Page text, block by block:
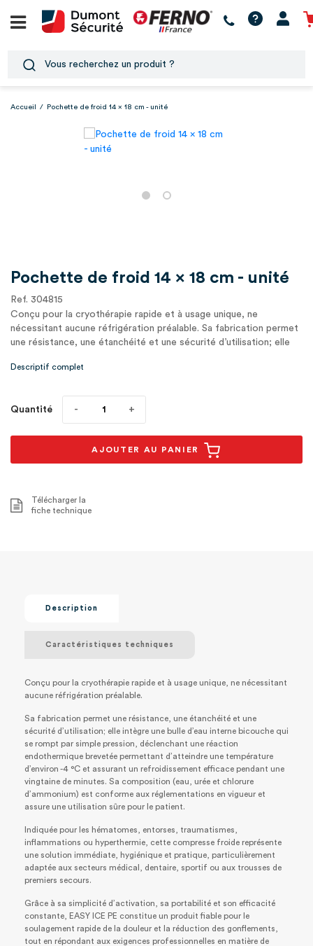
Accueil / Pochette de froid 14 x 18 cm - unité
Pochette de froid 14 x 18 cm - unité
Ref. 304815
Conçu pour la cryothérapie rapide et à usage unique, ne
nécessitant aucune réfrigération préalable. Sa fabrication permet
une résistance, une étanchéité et une sécurité d’utilisation; elle
Descriptif complet
Quantité
AJOUTER AU PANIER
Télécharger la
fiche technique
Description
Caractéristiques techniques
Conçu pour la cryothérapie rapide et à usage unique, ne nécessitant
aucune réfrigération préalable.
Sa fabrication permet une résistance, une étanchéité et une
sécurité d’utilisation; elle intègre une bulle d’eau interne bicouche qui
se rompt par simple pression, déclenchant une réaction
endothermique brevetée permettant d’atteindre une température
d’environ -4 °C et assurant un refroidissement efficace pendant une
vingtaine de minutes. Sa composition (eau, urée et chlorure
d’ammonium) est conforme aux réglementations en vigueur et
assure une utilisation sûre pour le patient.
Indiquée pour les hématomes, entorses, traumatismes,
inflammations ou hyperthermie, cette compresse froide représente
une solution immédiate, hygiénique et pratique, particulièrement
adaptée aux secteurs médical, dentaire, sportif ou aux trousses de
premiers secours.
Grâce à sa simplicité d’activation, sa portabilité et son efficacité
constante, EASY ICE PE constitue un produit fiable pour le
soulagement rapide de la douleur et la réduction des gonflements,
tout en répondant aux exigences professionnelles en matière de